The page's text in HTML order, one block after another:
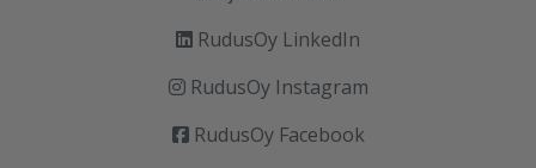
RudusOy LinkedIn
RudusOy Instagram
RudusOy Facebook